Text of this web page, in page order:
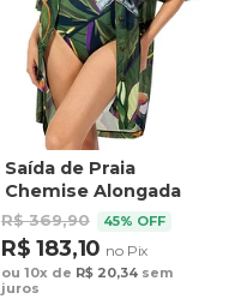
Saída de Praia
Chemise Alongada
Estampada Tucano
Folhas Fundo Verde
R$ 369,90 45% OFF
R$ 183,10 no Pix
ou 10x de R$ 20,34sem
juros